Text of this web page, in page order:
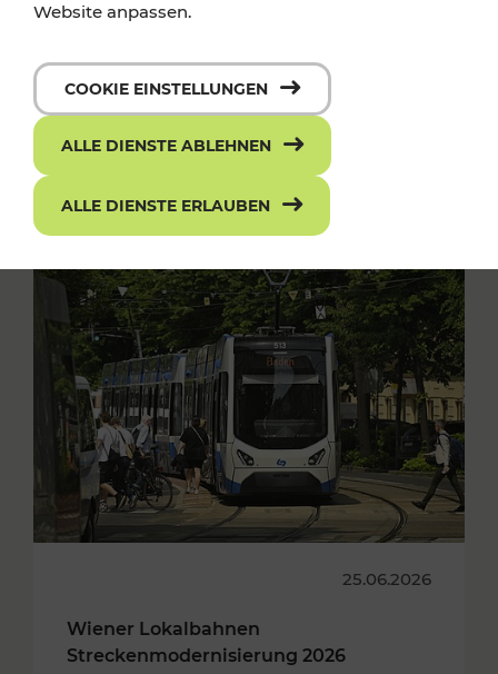
25.06.2026
Wiener Lokalbahnen
Streckenmodernisierung 2026
Website anpassen.
COOKIE EINSTELLUNGEN
ALLE DIENSTE ABLEHNEN
ALLE DIENSTE ERLAUBEN